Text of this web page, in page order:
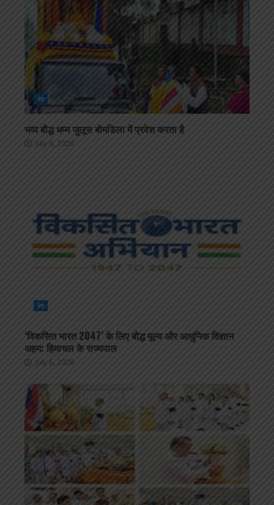
देश
भव्य बौद्ध धम्म जुलूस बोमडिला में प्रवेश करता है
July 6, 2026
देश
‘विकसित भारत 2047’ के लिए बौद्ध मूल्य और आधुनिक विज्ञान
अहम: हिमाचल के राज्यपाल
July 6, 2026